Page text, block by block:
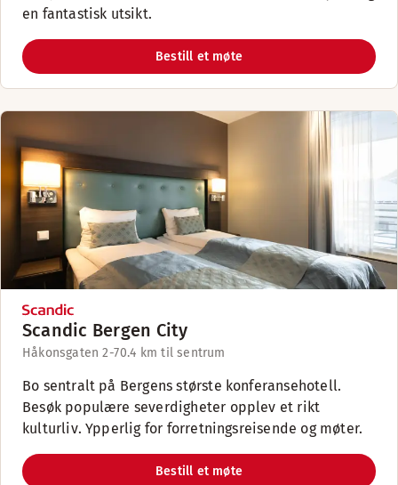
en fantastisk utsikt.
Bestill et møte
Scandic Bergen City
Håkonsgaten 2-70.4 km til sentrum
Bo sentralt på Bergens største konferansehotell.
Besøk populære severdigheter opplev et rikt
kulturliv. Ypperlig for forretningsreisende og møter.
Bestill et møte